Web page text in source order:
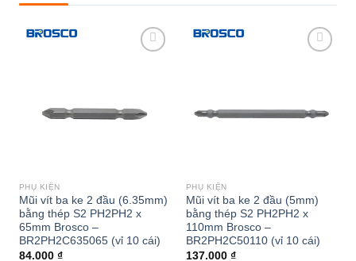
PHỤ KIỆN
Mũi vít ba ke 2 đầu (6.35mm)
bằng thép S2 PH2PH2 x
65mm Brosco –
BR2PH2C635065 (vỉ 10 cái)
84.000 ₫
PHỤ KIỆN
Mũi vít ba ke 2 đầu (5mm)
bằng thép S2 PH2PH2 x
110mm Brosco –
BR2PH2C50110 (vỉ 10 cái)
137.000 ₫